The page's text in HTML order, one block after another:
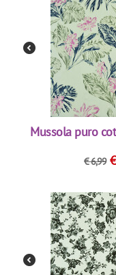
Mussola puro
€6,99